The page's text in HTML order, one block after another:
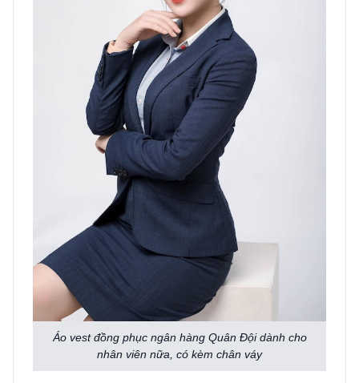
Áo vest đồng phục ngân hàng Quân Đội dành cho
nhân viên nữa, có kèm chân váy